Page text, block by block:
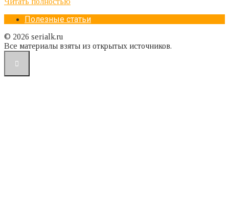
Полезные статьи
© 2026 serialk.ru
Все материалы взяты из открытых источников.